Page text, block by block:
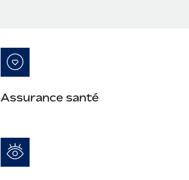
Assurance santé